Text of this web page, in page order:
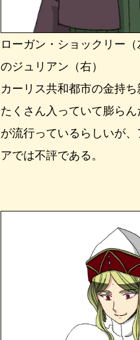
ローガン・ショックリー
のジュリアン（右）
カーリス共和都市の金持
たくさん入っていて膨ら
が流行っているらしいが
アでは不評である。